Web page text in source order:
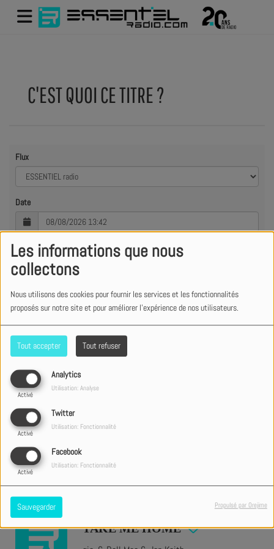
Les informations que nous
collectons
Nous utilisons des cookies pour fournir les services et les fonctionnalités
proposés sur notre site et pour améliorer l'expérience de nos utilisateurs.
Tout accepter Tout refuser
Analytics
Activé
Utilisation: Analyse
Twitter
Activé
Utilisation: Fonctionnalité
Facebook
Activé
Utilisation: Fonctionnalité
Sauvegarder Propulsé par Orejime
C'EST QUOI CE TITRE ?
Flux
Date
NO HALO
Caleb Gordon
13:32
TAKE ME HOME